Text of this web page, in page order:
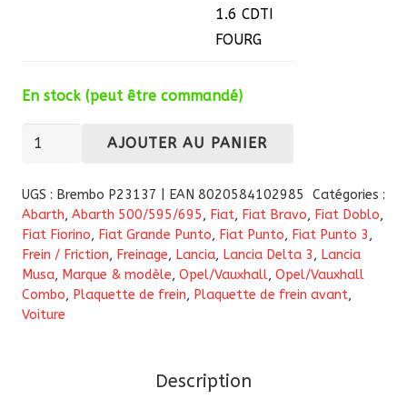
1.6 CDTI
FOURG
En stock (peut être commandé)
quantité
Kit
de
4
plaquettes
de
freins
AJOUTER AU PANIER
UGS : Brembo P23137 | EAN 8020584102985
Catégories :
Abarth, Abarth 500/595/695, Fiat, Fiat Bravo, Fiat Doblo,
Fiat Fiorino, Fiat Grande Punto, Fiat Punto, Fiat Punto 3,
Frein / Friction, Freinage, Lancia, Lancia Delta 3, Lancia
Musa, Marque & modèle, Opel/Vauxhall, Opel/Vauxhall
Combo, Plaquette de frein, Plaquette de frein avant,
Voiture
Description